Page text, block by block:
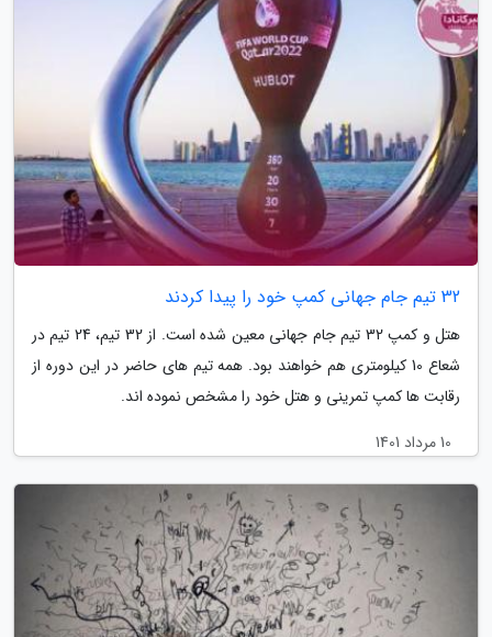
32 تیم جام جهانی کمپ خود را پیدا کردند
هتل و کمپ 32 تیم جام جهانی معین شده است. از 32 تیم، 24 تیم در
شعاع 10 کیلومتری هم خواهند بود. همه تیم های حاضر در این دوره از
رقابت ها کمپ تمرینی و هتل خود را مشخص نموده اند.
10 مرداد 1401